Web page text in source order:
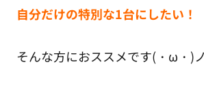
自分だけの特別な1台にしたい！
そんな方におススメです(・ω・)ノ